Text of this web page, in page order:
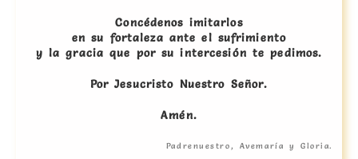
Concédenos imitarlos
en su fortaleza ante el sufrimiento
y la gracia que por su intercesión te pedimos.
Por Jesucristo Nuestro Señor.
Amén.
Padrenuestro, Avemaría y Gloria.